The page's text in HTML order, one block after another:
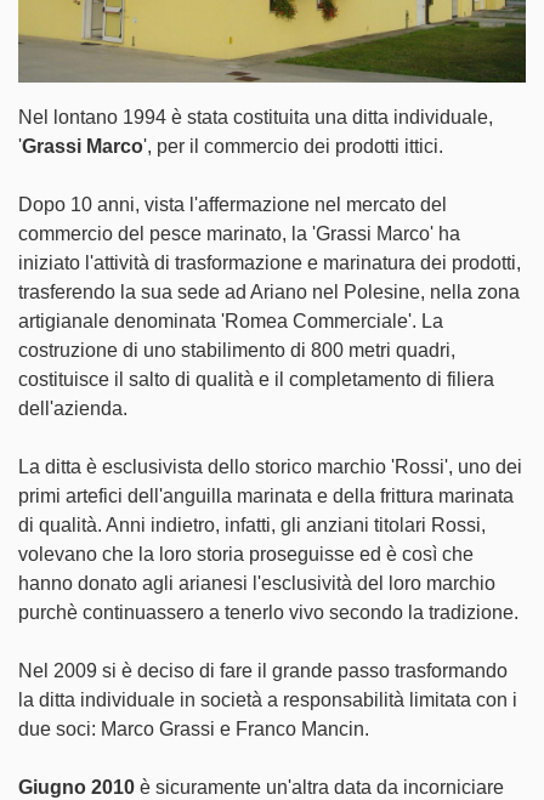
Nel lontano 1994 è stata costituita una ditta individuale,
'Grassi Marco', per il commercio dei prodotti ittici.
Dopo 10 anni, vista l'affermazione nel mercato del
commercio del pesce marinato, la 'Grassi Marco' ha
iniziato l'attività di trasformazione e marinatura dei prodotti,
trasferendo la sua sede ad Ariano nel Polesine, nella zona
artigianale denominata 'Romea Commerciale'. La
costruzione di uno stabilimento di 800 metri quadri,
costituisce il salto di qualità e il completamento di filiera
dell'azienda.
La ditta è esclusivista dello storico marchio 'Rossi', uno dei
primi artefici dell'anguilla marinata e della frittura marinata
di qualità. Anni indietro, infatti, gli anziani titolari Rossi,
volevano che la loro storia proseguisse ed è così che
hanno donato agli arianesi l'esclusività del loro marchio
purchè continuassero a tenerlo vivo secondo la tradizione.
Nel 2009 si è deciso di fare il grande passo trasformando
la ditta individuale in società a responsabilità limitata con i
due soci: Marco Grassi e Franco Mancin.
Giugno 2010 è sicuramente un'altra data da incorniciare